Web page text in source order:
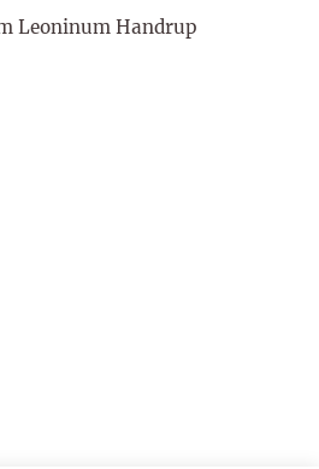
Leoninum Handrup